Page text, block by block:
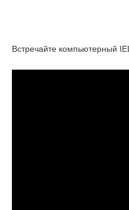
Встречайте компьютерный